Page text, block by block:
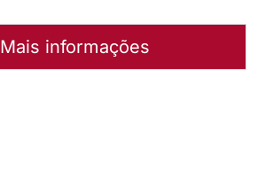
Mais informações